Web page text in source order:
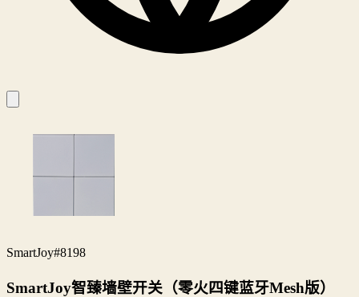
SmartJoy#8198
SmartJoy智臻墙壁开关（零火四键蓝牙Mesh版）